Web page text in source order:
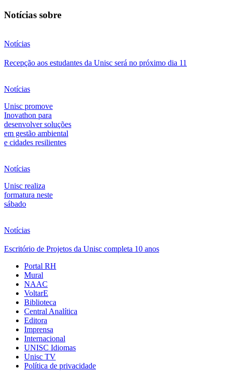
Notícias sobre
Notícias
Recepção aos estudantes da Unisc será no próximo dia 11
Notícias
Unisc promove
Inovathon para
desenvolver soluções
em gestão ambiental
e cidades resilientes
Notícias
Unisc realiza
formatura neste
sábado
Notícias
Escritório de Projetos da Unisc completa 10 anos
Portal RH
Mural
NAAC
VoltarE
Biblioteca
Central Analítica
Editora
Imprensa
Internacional
UNISC Idiomas
Unisc TV
Política de privacidade